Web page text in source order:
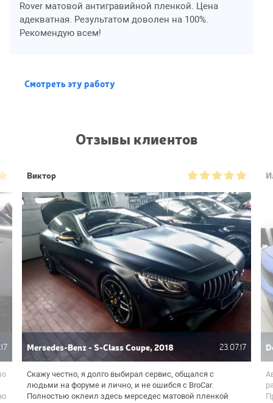
Rover матовой антигравийной пленкой. Цена
адекватная. Результатом доволен на 100%.
Рекомендую всем!
Смотреть эту работу
Отзывы клиентов
Виктор
Mersedes-Benz - S-Class Coupe, 2018 23.07.17
Скажу честно, я долго выбирал сервис, общался с
людьми на форуме и лично, и не ошибся с BroCar.
Полностью оклеил здесь мерседес матовой пленкой